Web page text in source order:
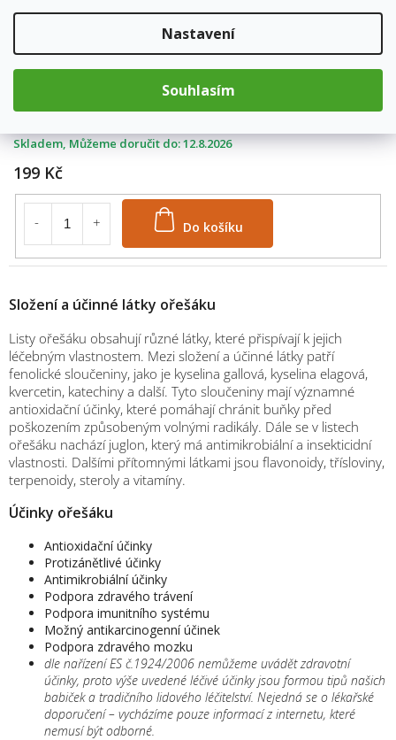
Nastavení
Souhlasím
Do košíku
199 Kč
Do košíku
Skladem 12.8.2026
Složení a účinné látky ořešáku
Listy ořešáku obsahují různé látky, které přispívají k jejich
léčebným vlastnostem. Mezi složení a účinné látky patří
fenolické sloučeniny, jako je kyselina gallová, kyselina elagová,
kvercetin, katechiny a další. Tyto sloučeniny mají významné
antioxidační účinky, které pomáhají chránit buňky před
poškozením způsobeným volnými radikály. Dále se v listech
ořešáku nachází juglon, který má antimikrobiální a insekticidní
vlastnosti. Dalšími přítomnými látkami jsou flavonoidy, třísloviny,
terpenoidy, steroly a vitamíny.
Účinky ořešáku
Antioxidační účinky
Protizánětlivé účinky
Antimikrobiální účinky
Podpora zdravého trávení
Podpora imunitního systému
Možný antikarcinogenní účinek
Podpora zdravého mozku
dle nařízení ES č.1924/2006 nemůžeme uvádět zdravotní
účinky, proto výše uvedené léčivé účinky jsou formou tipů našich
babiček a tradičního lidového léčitelství. Nejedná se o lékařské
doporučení – vycházíme pouze informací z internetu, které
nemusí být odborné.